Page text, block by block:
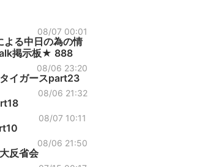
08/07 00:01
よる中日の為の情
掲示板★ 888
08/06 23:20
イガースpart23
08/06 21:32
08/07 10:11
08/06 21:50
反省会